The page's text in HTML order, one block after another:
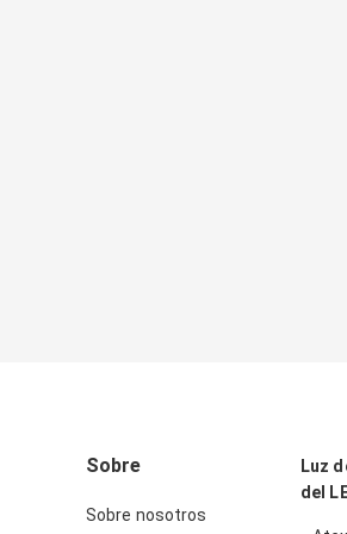
Sobre
Sobre nosotros
Luz
del